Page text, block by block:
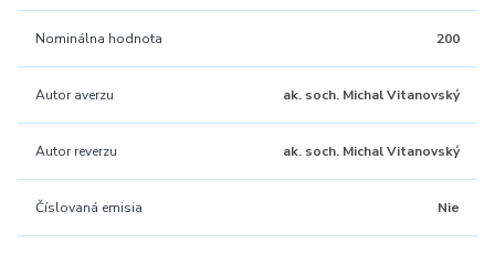
Nominálna hodnota 200
Autor averzu ak. soch. Michal Vitanovský
Autor reverzu ak. soch. Michal Vitanovský
Číslovaná emisia Nie